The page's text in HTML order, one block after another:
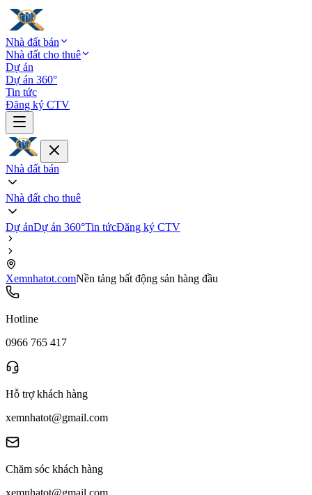
Nhà đất bán
Nhà đất cho thuê
Dự án
Dự án 360°
Tin tức
Đăng ký CTV
Nhà đất bán
Nhà đất cho thuê
Dự ánDự án 360°Tin tứcĐăng ký CTV
Xemnhatot.comNền tảng bất động sản hàng đầu
Hotline
0966 765 417
Hỗ trợ khách hàng
xemnhatot@gmail.com
Chăm sóc khách hàng
xemnhatot@gmail.com